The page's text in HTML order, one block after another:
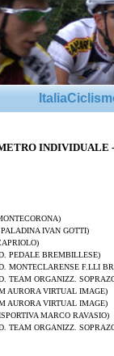
INDIVIDUALE
IVAN GOTTI)
PEDALE BREMBILLESE)
MONTECLARENSE F.LLI
TEAM ORGANIZZ.
AURORA VIRTUAL IMAGE)
AURORA VIRTUAL IMAGE)
MARCO RAVASIO)
TEAM ORGANIZZ.